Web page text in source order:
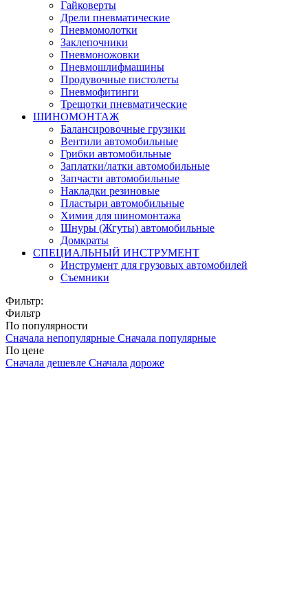
Гайковерты
Дрели пневматические
Пневмомолотки
Заклепочники
Пневмоножовки
Пневмошлифмашины
Продувочные пистолеты
Пневмофитинги
Трещотки пневматические
ШИНОМОНТАЖ
Балансировочные грузики
Вентили автомобильные
Грибки автомобильные
Заплатки/латки автомобильные
Запчасти автомобильные
Накладки резиновые
Пластыри автомобильные
Химия для шиномонтажа
Шнуры (Жгуты) автомобильные
Домкраты
СПЕЦИАЛЬНЫЙ ИНСТРУМЕНТ
Инструмент для грузовых автомобилей
Съемники
Фильтр:
Фильтр
По популярности
Сначала непопулярные Сначала популярные
По цене
Сначала дешевле Сначала дороже